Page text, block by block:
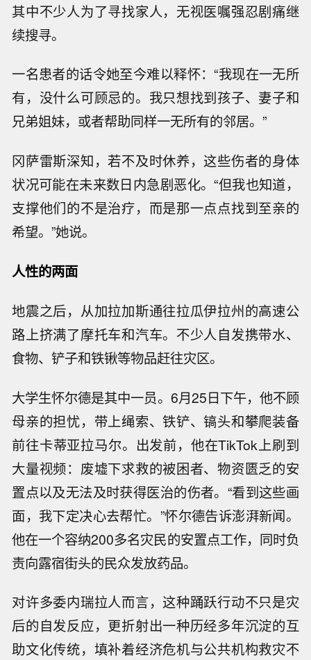
其中不少人为了寻找家人，无视医嘱强忍剧痛继
续搜寻。
一名患者的话令她至今难以释怀：“我现在一无所
有，没什么可顾忌的。我只想找到孩子、妻子和
兄弟姐妹，或者帮助同样一无所有的邻居。”
冈萨雷斯深知，若不及时休养，这些伤者的身体
状况可能在未来数日内急剧恶化。“但我也知道，
支撑他们的不是治疗，而是那一点点找到至亲的
希望。”她说。
人性的两面
地震之后，从加拉加斯通往拉瓜伊拉州的高速公
路上挤满了摩托车和汽车。不少人自发携带水、
食物、铲子和铁锹等物品赶往灾区。
大学生怀尔德是其中一员。6月25日下午，他不顾
母亲的担忧，带上绳索、铁铲、镐头和攀爬装备
前往卡蒂亚拉马尔。出发前，他在TikTok上刷到
大量视频：废墟下求救的被困者、物资匮乏的安
置点以及无法及时获得医治的伤者。“看到这些画
面，我下定决心去帮忙。”怀尔德告诉澎湃新闻。
他在一个容纳200多名灾民的安置点工作，同时负
责向露宿街头的民众发放药品。
对许多委内瑞拉人而言，这种踊跃行动不只是灾
后的自发反应，更折射出一种历经多年沉淀的互
助文化传统，填补着经济危机与公共机构救灾不